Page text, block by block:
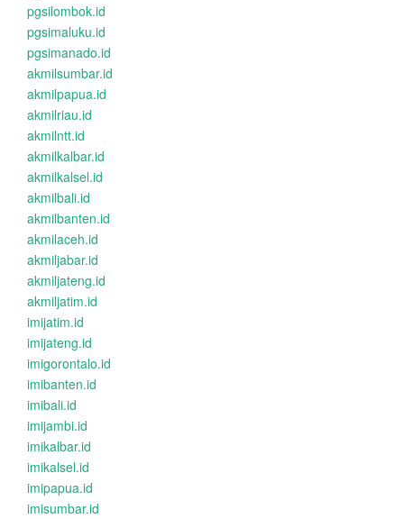
pgsilombok.id
pgsimaluku.id
pgsimanado.id
akmilsumbar.id
akmilpapua.id
akmilriau.id
akmilntt.id
akmilkalbar.id
akmilkalsel.id
akmilbali.id
akmilbanten.id
akmilaceh.id
akmiljabar.id
akmiljateng.id
akmiljatim.id
imijatim.id
imijateng.id
imigorontalo.id
imibanten.id
imibali.id
imijambi.id
imikalbar.id
imikalsel.id
imipapua.id
imisumbar.id